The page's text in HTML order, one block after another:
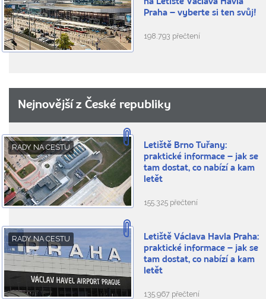
na Letiště Václava Havla
Praha – vyberte si ten svůj!
198.793 přečtení
Nejnovější z České republiky
RADY NA CESTU
Letiště Brno Tuřany:
praktické informace – jak se
tam dostat, co nabízí a kam
letět
155.325 přečtení
RADY NA CESTU
Letiště Václava Havla Praha:
praktické informace – jak se
tam dostat, co nabízí a kam
letět
135.967 přečtení